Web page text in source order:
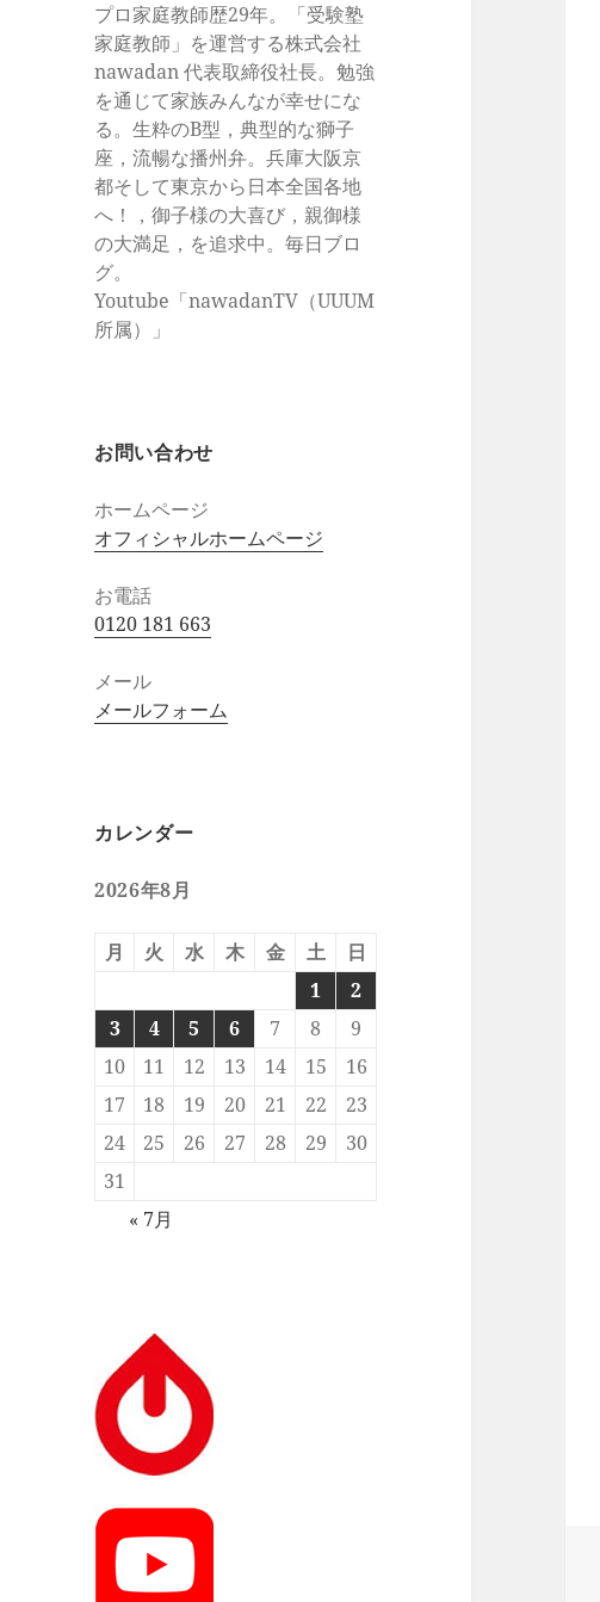
プロ家庭教師歴29年。「受験塾
家庭教師」を運営する株式会社
nawadan 代表取締役社長。勉強
を通じて家族みんなが幸せにな
る。生粋のB型，典型的な獅子
座，流暢な播州弁。兵庫大阪京
都そして東京から日本全国各地
へ！，御子様の大喜び，親御様
の大満足，を追求中。毎日ブロ
グ。
Youtube「nawadanTV（UUUM
所属）」
お問い合わせ
ホームページ
オフィシャルホームページ
お電話
0120 181 663
メール
メールフォーム
カレンダー
2026年8月
月 火 水 木 金 土
日
1
2
3
4 5 6 7 8
9
10
11 12 13 14 15
16
17
18 19 20 21 22
23
24
25 26 27 28 29
30
31
« 7月